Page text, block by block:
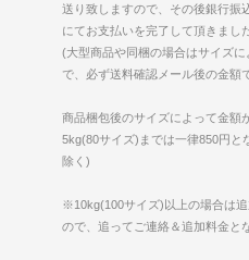
送り致しますので、その後銀行振
にてお支払いを完了して頂きまし
(大型商品や同梱の場合はサイズ
で、必ず送料確認メール後の金額
商品梱包後のサイズによって金額
5kg(80サイズ)までは一律850円と
除く)
※10kg(100サイズ)以上の場合は
ので、追ってご連絡＆追加料金と